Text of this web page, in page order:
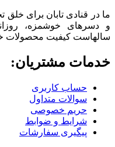
ما در قنادی تابان برای
و دسرهای خوشمزه،
سالهاست کیفیت محصولات
خدمات مشتریان:
حساب کاربری
سوالات متداول
حریم خصوصی
شرایط و ضوابط
پیگیری سفارشات